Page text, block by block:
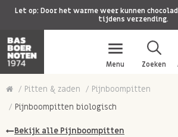
Let op: Door het warme weer kunnen
tijdens verzending.
Menu Zoeken
Pitten & zaden
Pijnboompitten
Pijnboompitten biologisch
Bekijk alle Pijnboompitten